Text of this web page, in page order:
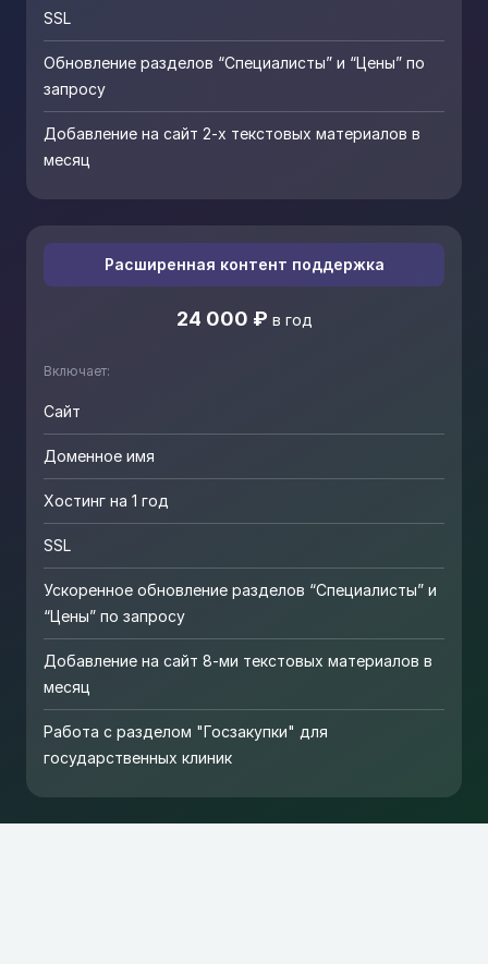
SSL
Обновление разделов “Специалисты” и “Цены” по
запросу
Добавление на сайт 2-х текстовых материалов в
месяц
Расширенная контент поддержка
24 000 ₽ в год
Включает:
Сайт
Доменное имя
Хостинг на 1 год
SSL
Ускоренное обновление разделов “Специалисты” и
“Цены” по запросу
Добавление на сайт 8-ми текстовых материалов в
месяц
Работа с разделом "Госзакупки" для
государственных клиник